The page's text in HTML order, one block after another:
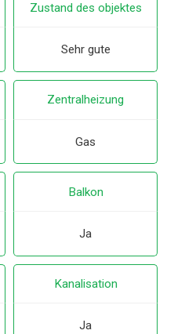
Zustand des objektes
Sehr gute
Zentralheizung
Gas
Balkon
Ja
Kanalisation
Ja